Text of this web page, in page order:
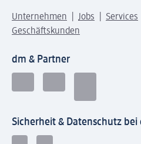
Unternehmen Jobs Services
Geschäftskunden
dm & Partner
Sicherheit & Datenschutz bei